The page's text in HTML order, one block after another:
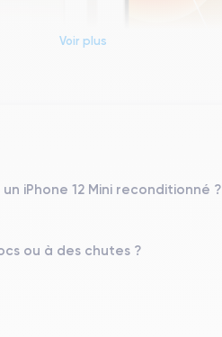
Système exploit.
Poids
133 g
Voir plus
iPhone 12 Mini reconditionné ?
ou à des chutes ?